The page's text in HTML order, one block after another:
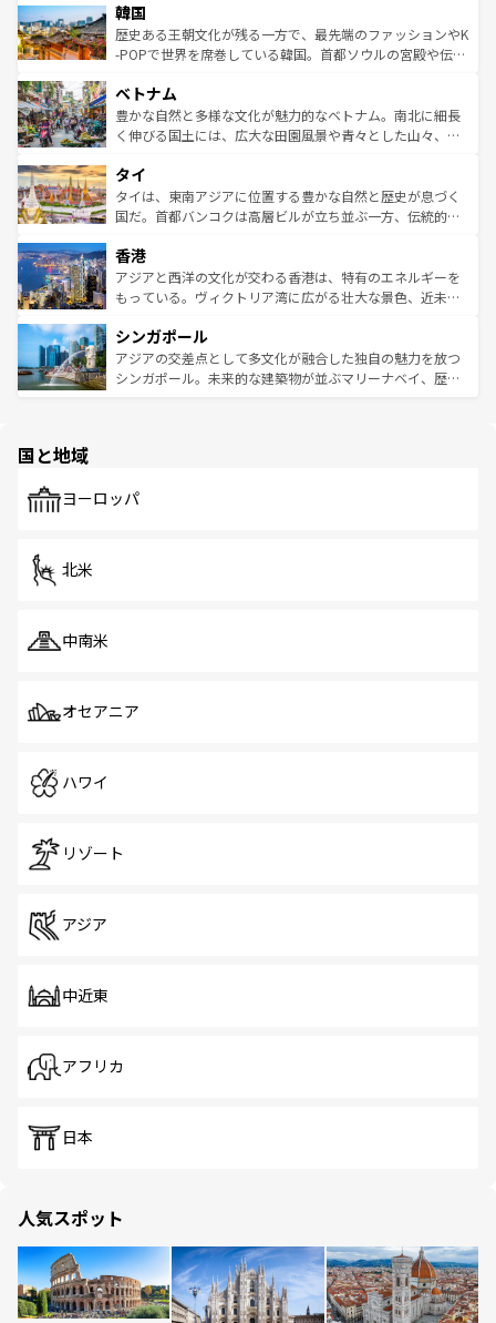
ワイを、存分に味わってほしい。 なお、新着のハワイ情報
はコンテンツ一覧を参照してほしい。
いる。アクティビティも充実しており、サーフィンやダイ
ビング、ハイキングなど、アウトドア好きにはたまらな
い。オーストラリアの多彩な魅力を存分に味わいつくそ
参照してほしい。
ン）、静ひつな山岳地帯である台湾東部など、都市の喧騒
と山間の静けさが共存しており、訪れる人に新しい発見と
驚きをもたらしてくれる。また、奥深い台湾の食文化も魅
容にもいいと評判のスイーツなど、バラエティ豊かな料理
が味わえる。 なお、新着の台湾情報は コンテンツ一覧を参
照してほしい。
韓国
歴史ある王朝文化が残る一方で、最先端のファッションやK
-POPで世界を席巻している韓国。首都ソウルの宮殿や伝統
き、地方に足を延ばせば四季折々の自然美を楽しむことが
できる。そして、キムチや焼肉、絶品のストリートフード
まで、さまざまな韓国料理が待っている。夜には、韓国な
リティに包まれながら、韓国の多彩な魅力を心ゆくまで味
わってみてほしい。 なお、新着の韓国情報はコンテンツ一
覧を参照してほしい。
ベトナム
豊かな自然と多様な文化が魅力的なベトナム。南北に細長
く伸びる国土には、広大な田園風景や青々とした山々、世
急速な発展と共に伝統が息づく。ハノイの古い町並みやホ
ーチミン市のフランス統治時代の建物も、独特の雰囲気を
醸し出している。また、バラエティの豊かさとおいしさで
とつ。フォーやバインミー、ベトナムコーヒーなどは、ぜ
ひ現地で味わいたい。どの地域を訪れてもあたたかい人々
が旅行者を迎えてくれるので、きっと忘れられない旅にな
参照してほしい。
タイ
タイは、東南アジアに位置する豊かな自然と歴史が息づく
国だ。首都バンコクは高層ビルが立ち並ぶ一方、伝統的な
の活気が交差している。北部ではチェンマイなどの山岳地
帯で自然と触れ合い、南部ではプーケットやクラビの美し
いビーチでリゾート気分を楽しむことができる。タイ料理
激する。気候は一年中温暖で、どの季節にも異なる楽しみ
が待っている。親しみやすいタイの人々、仏教を中心とし
た文化、そして多様な観光資源が、訪れる旅人を魅了し続
香港
アジアと西洋の文化が交わる香港は、特有のエネルギーを
もっている。ヴィクトリア湾に広がる壮大な景色、近未来
み、どこを訪れても感動するはず。観光スポットが密集し
ており、効率よく見どころを回れるのも魅力。息をのむよ
うな絶景から文化的な体験まで、香港を存分に楽しみ尽く
シンガポール
アジアの交差点として多文化が融合した独自の魅力を放つ
シンガポール。未来的な建築物が並ぶマリーナベイ、歴史
で、ホーカーズは地元の風情を楽しめる外せないスポット
国と地域
ヨーロッパ
北米
中南米
オセアニア
ハワイ
リゾート
アジア
中近東
アフリカ
日本
人気スポット